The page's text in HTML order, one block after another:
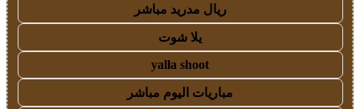
ريال مدريد مباشر
يلا شوت
yalla shoot
مباريات اليوم مباشر